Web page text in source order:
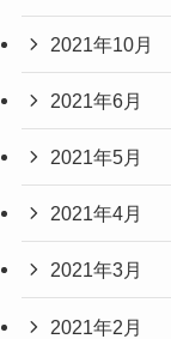
2021年10月
2021年6月
2021年5月
2021年4月
2021年3月
2021年2月